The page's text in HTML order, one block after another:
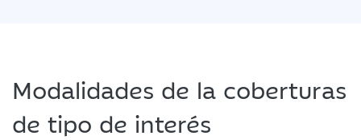
Modalidades de la coberturas
de tipo de interés